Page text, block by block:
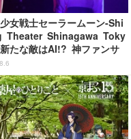
少女戦士セーラームーン-Shi
Theater Shinagawa Toky
たな敵はAI!? 神ファンサ
で舞台初心者も悶絶！＜第
ビュー＞